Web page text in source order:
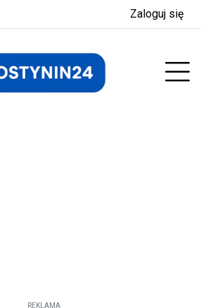
Zaloguj się
REKLAMA